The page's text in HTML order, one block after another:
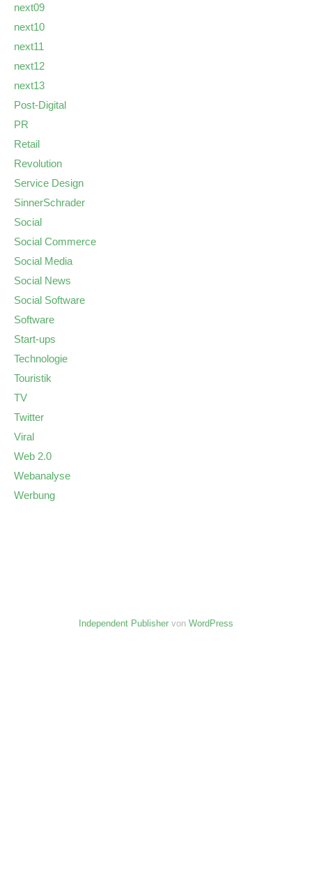
next09
next10
next11
next12
next13
Post-Digital
PR
Retail
Revolution
Service Design
SinnerSchrader
Social
Social Commerce
Social Media
Social News
Social Software
Software
Start-ups
Technologie
Touristik
TV
Twitter
Viral
Web 2.0
Webanalyse
Werbung
Independent Publisher von WordPress